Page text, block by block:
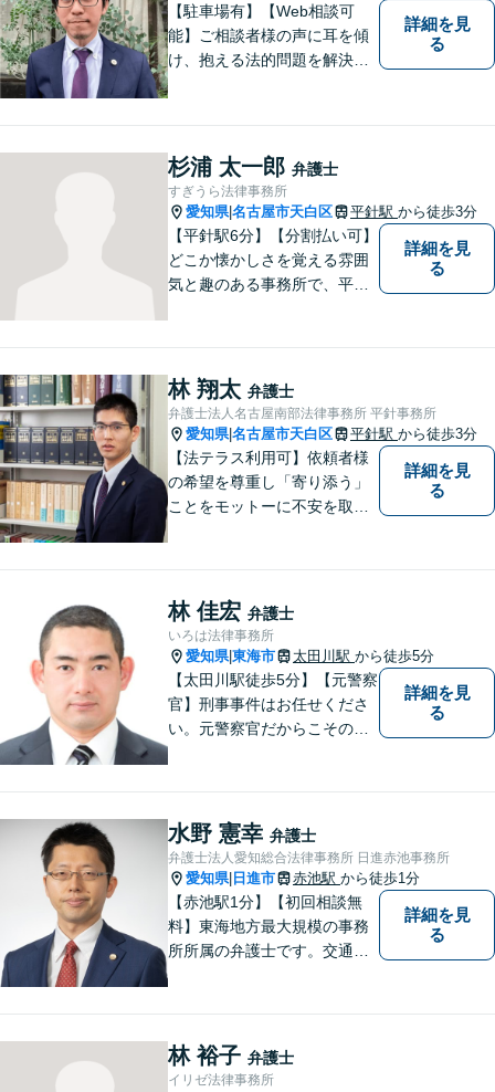
【駐車場有】【Web相談可
能】ご相談者様の声に耳を傾
け、抱える法的問題を解決す
て、明るい未来へと進みまし
ょう。 地域のみなさまからの
ご相談、お待ちしておりま
す。
詳細を見
る
杉浦 太一郎 弁護士
すぎうら法律事務所
愛知県|名古屋市天白区 平針駅 から徒歩3分
【平針駅6分】【分割払い可】
どこか懐かしさを覚える雰囲
気と趣のある事務所で、平針
た幅広い対応業務で問題解決
に取り組みます。
詳細を見
る
林 翔太 弁護士
弁護士法人名古屋南部法律事務所 平針事務所
愛知県|名古屋市天白区 平針駅 から徒歩3分
【法テラス利用可】依頼者様
の希望を尊重し「寄り添う」
ことをモットーに不安を取り
添った対応が可能です。お気
軽にご相談ください。
詳細を見
る
林 佳宏 弁護士
いろは法律事務所
愛知県|東海市 太田川駅 から徒歩5分
【太田川駅徒歩5分】【元警察
官】刑事事件はお任せくださ
い。元警察官だからこその視
ることはございません。元警
察官の経験を活かした交通事
故事案対応もいたします。
詳細を見
る
水野 憲幸 弁護士
弁護士法人愛知総合法律事務所 日進赤池事務所
愛知県| 日進市 赤池駅 から徒歩1分
【赤池駅1分】【初回相談無
料】東海地方最大規模の事務
所所属の弁護士です。交通事
談対応も行っております。ま
ずは、お気軽にお電話くださ
詳細を見
る
林 裕子 弁護士
イリゼ法律事務所